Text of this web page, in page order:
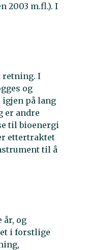
2003 m.fl.). I
retning. I
og
på lang
er andre
til bioenergi
ettertraktet
til å
år, og
i forstlige